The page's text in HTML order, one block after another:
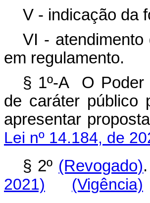
V - indicação da
VI -
em regulamento.
§ 1º-A O Poder
de caráter público
apresentar
Lei nº 14.184, de
§ 2º (Revogado).
2021)
(Vigência)